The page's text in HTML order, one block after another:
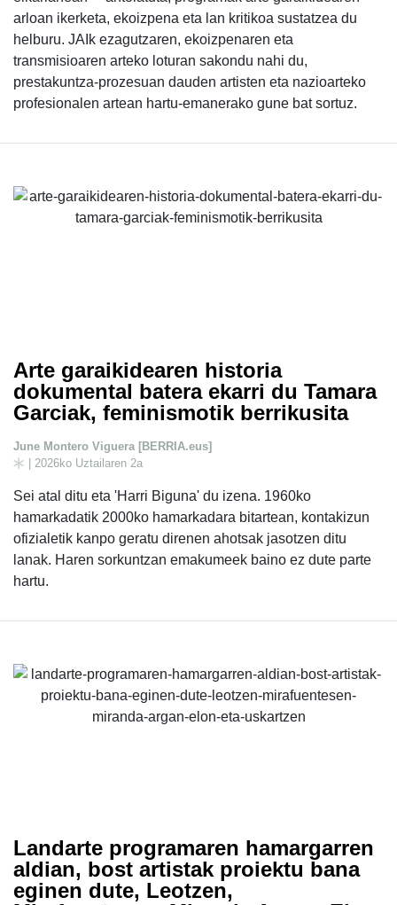
arloan ikerketa, ekoizpena eta lan kritikoa sustatzea du
helburu. JAIk ezagutzaren, ekoizpenaren eta
transmisioaren arteko loturan sakondu nahi du,
prestakuntza-prozesuan dauden artisten eta nazioarteko
profesionalen artean hartu-emanerako gune bat sortuz.
Arte garaikidearen historia
dokumental batera ekarri du Tamara
Garciak, feminismotik berrikusita
June Montero Viguera [BERRIA.eus]
| 2026ko Uztailaren 2a
Sei atal ditu eta 'Harri Biguna' du izena. 1960ko
hamarkadatik 2000ko hamarkadara bitartean, kontakizun
ofizialetik kanpo geratu direnen ahotsak jasotzen ditu
lanak. Haren sorkuntzan emakumeek baino ez dute parte
hartu.
Landarte programaren hamargarren
aldian, bost artistak proiektu bana
eginen dute, Leotzen,